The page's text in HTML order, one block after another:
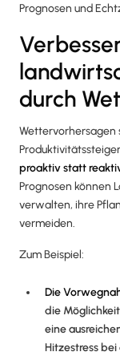
Prognosen und
durch
Wettervorhersagen
proaktiv statt
Prognosen können
verwalten, ihre
vermeiden.
Zum Beispiel:
Die
die
eine
Hitzestress